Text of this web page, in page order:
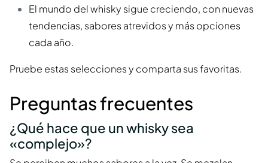
El mundo del whisky sigue creciendo, con nuevas
tendencias, sabores atrevidos y más opciones
cada año.
Pruebe estas selecciones y comparta sus favoritas.
Preguntas frecuentes
¿Qué hace que un whisky sea
«complejo»?